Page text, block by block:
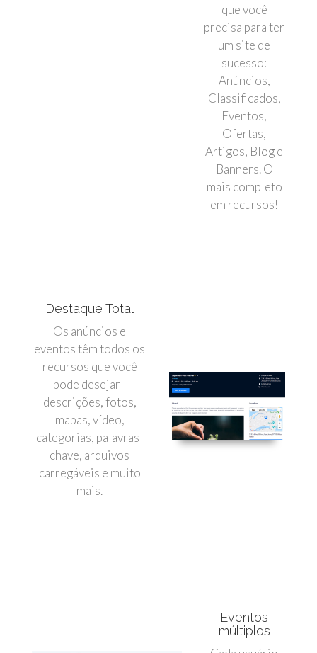
que você
precisa para ter
um site de
sucesso:
Anúncios,
Classificados,
Eventos,
Ofertas,
Artigos, Blog e
Banners. O
mais completo
em recursos!
Destaque Total
Os anúncios e
eventos têm todos os
recursos que você
pode desejar -
descrições, fotos,
mapas, vídeo,
categorias, palavras-
chave, arquivos
carregáveis e muito
mais.
Eventos
múltiplos